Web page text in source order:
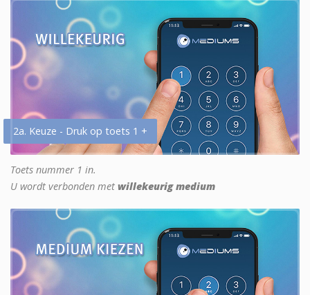
2a. Keuze - Druk op toets 1 +
Toets nummer 1 in.
U wordt verbonden met willekeurig medium